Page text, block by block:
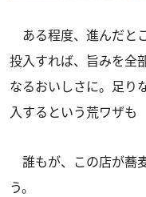
ある程度、進んだと
投入すれば、旨みを全
なるおいしさに。足り
入するという荒ワザも
誰もが、この店が蕎
う。